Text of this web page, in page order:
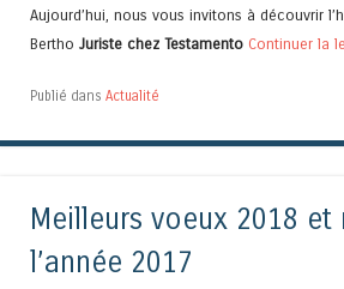
Aujourd’hui, nous vous invitons à découvrir
Bertho Juriste chez Testamento Continuer la
Publié dans Actualité
Meilleurs voeux 2018 et
l’année 2017